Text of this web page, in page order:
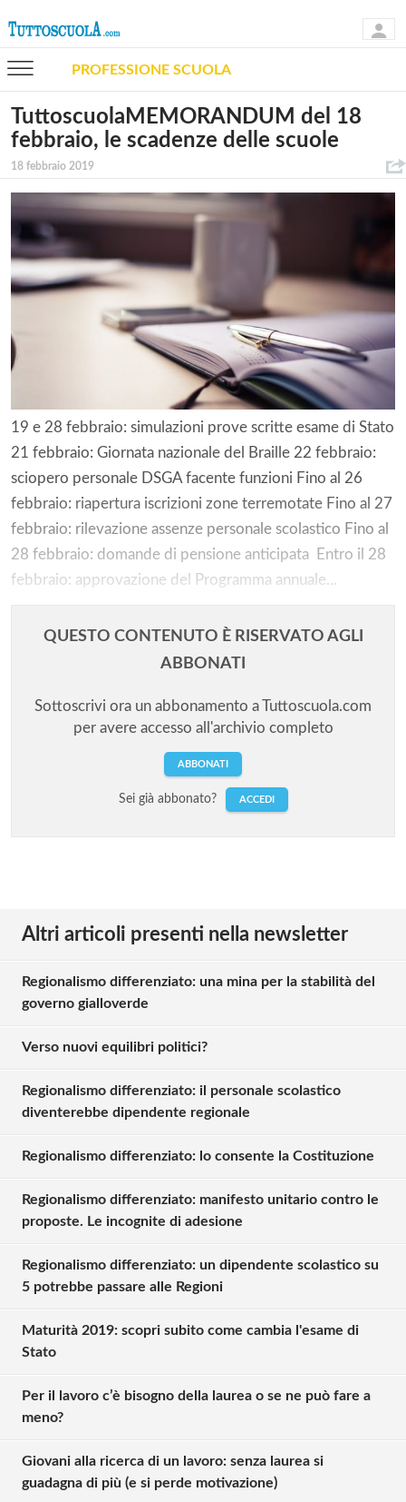
PROFESSIONE SCUOLA
TuttoscuolaMEMORANDUM del 18
febbraio, le scadenze delle scuole
18 febbraio 2019
19 e 28 febbraio: simulazioni prove scritte esame di Stato
21 febbraio: Giornata nazionale del Braille 22 febbraio:
sciopero personale DSGA facente funzioni Fino al 26
febbraio: riapertura iscrizioni zone terremotate Fino al 27
febbraio: rilevazione assenze personale scolastico Fino al
28 febbraio: domande di pensione anticipata Entro il 28
febbraio: approvazione del Programma annuale...
QUESTO CONTENUTO È RISERVATO AGLI
ABBONATI
Sottoscrivi ora un abbonamento a Tuttoscuola.com
per avere accesso all'archivio completo
ABBONATI
Sei già abbonato? ACCEDI
Altri articoli presenti nella newsletter
Regionalismo differenziato: una mina per la stabilità del
governo gialloverde
Verso nuovi equilibri politici?
Regionalismo differenziato: il personale scolastico
diventerebbe dipendente regionale
Regionalismo differenziato: lo consente la Costituzione
Regionalismo differenziato: manifesto unitario contro le
proposte. Le incognite di adesione
Regionalismo differenziato: un dipendente scolastico su
5 potrebbe passare alle Regioni
Maturità 2019: scopri subito come cambia l'esame di
Stato
Per il lavoro c’è bisogno della laurea o se ne può fare a
meno?
Giovani alla ricerca di un lavoro: senza laurea si
guadagna di più (e si perde motivazione)